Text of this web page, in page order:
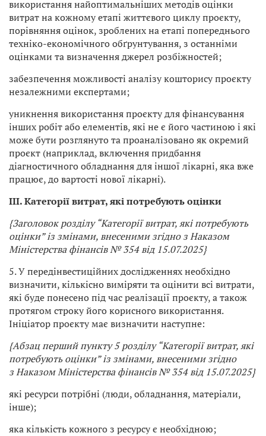
використання найоптимальніших методів оцінки
витрат на кожному етапі життєвого циклу проєкту,
порівняння оцінок, зроблених на етапі попереднього
техніко-економічного обґрунтування, з останніми
оцінками та визначення джерел розбіжностей;
забезпечення можливості аналізу кошторису проєкту
незалежними експертами;
уникнення використання проєкту для фінансування
інших робіт або елементів, які не є його частиною і які
може бути розглянуто та проаналізовано як окремий
проєкт (наприклад, включення придбання
діагностичного обладнання для іншої лікарні, яка вже
працює, до вартості нової лікарні).
III. Категорії витрат, які потребують оцінки
{Заголовок розділу “Категорії витрат, які потребують
оцінки” із змінами, внесеними згідно з Наказом
Міністерства фінансів № 354 від 15.07.2025}
5. У передінвестиційних дослідженнях необхідно
визначити, кількісно виміряти та оцінити всі витрати,
які буде понесено під час реалізації проєкту, а також
протягом строку його корисного використання.
Ініціатор проєкту має визначити наступне:
{Абзац перший пункту 5 розділу “Категорії витрат, які
потребують оцінки” із змінами, внесеними згідно
з Наказом Міністерства фінансів № 354 від 15.07.2025}
які ресурси потрібні (люди, обладнання, матеріали,
інше);
яка кількість кожного з ресурсу є необхідною;